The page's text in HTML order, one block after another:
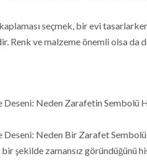
seçmek, bir evi
Renk ve malzeme önemli olsa da
Deseni: Neden Zarafetin Sembolü
Deseni: Neden Bir Zarafet
şekilde zamansız göründüğünü